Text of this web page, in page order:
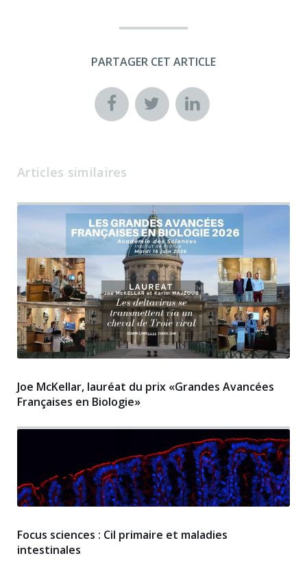
PARTAGER CET ARTICLE
Articles similaires
Joe McKellar, lauréat du prix «Grandes Avancées
Françaises en Biologie»
Focus sciences : Cil primaire et maladies
intestinales